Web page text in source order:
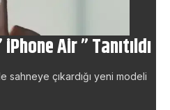
Air ” Tanıtıldı
sahneye çıkardığı yeni modeli